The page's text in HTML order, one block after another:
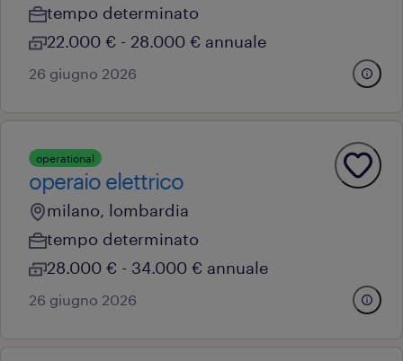
tempo determinato
22.000 € - 28.000 € annuale
26 giugno 2026
operational
operaio elettrico
milano, lombardia
tempo determinato
28.000 € - 34.000 € annuale
26 giugno 2026